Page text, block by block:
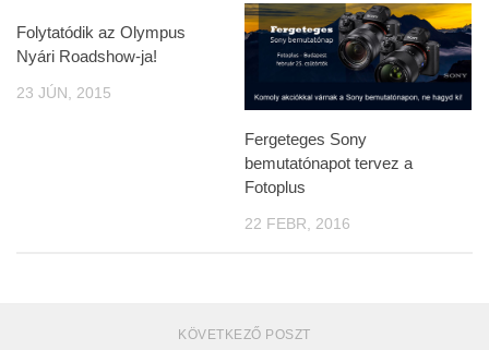
Folytatódik az Olympus
Nyári Roadshow-ja!
23 JÚN, 2015
Fergeteges Sony
bemutatónapot tervez a
Fotoplus
22 FEBR, 2016
KÖVETKEZŐ POSZT